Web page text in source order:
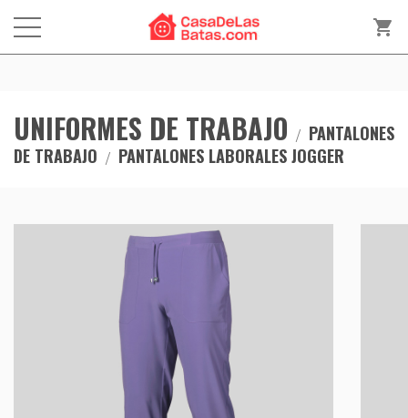
shopping_cart
UNIFORMES DE TRABAJO
PANTALONES
DE TRABAJO
PANTALONES LABORALES JOGGER